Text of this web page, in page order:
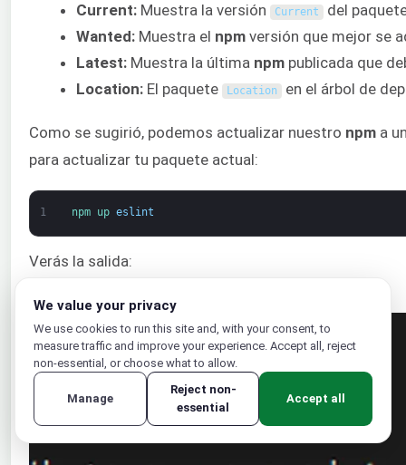
Current: Muestra la versión Current del
Wanted: Muestra el npm versión que mejor se
Latest: Muestra la última npm publicada que
Location: El paquete Location en el árbol de
Como se sugirió, podemos actualizar nuestro npm a
para actualizar tu paquete actual:
1 npm up eslint
Verás la salida:
We value your privacy
We use cookies to run this site and, with your consent, to
measure traffic and improve your experience. Accept all, reject
non-essential, or choose what to allow.
Manage
Reject non-
essential
Accept all